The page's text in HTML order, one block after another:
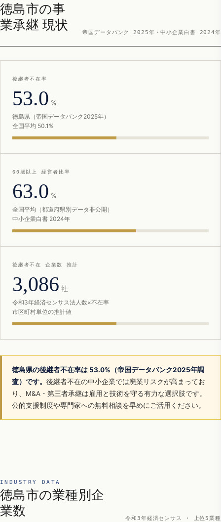
徳島市の事
業承継 現状
帝国データバンク 2025年・中小企業白書 2024年
後継者不在率
53.0 %
徳島県（帝国データバンク2025年）
全国平均 50.1%
60歳以上 経営者比率
63.0 %
全国平均（都道府県別データ非公開）
中小企業白書 2024年
後継者不在 企業数 推計
3,086 社
令和3年経済センサス法人数×不在率
市区町村単位の推計値
徳島県の後継者不在率は 53.0%（帝国データバンク2025年調
査）です。 後継者不在の中小企業では廃業リスクが高まってお
り、M&A・第三者承継は雇用と技術を守る有力な選択肢です。
公的支援制度や専門家への無料相談を早めにご活用ください。
INDUSTRY DATA
徳島市の業種別企
業数
令和3年経済センサス · 上位5業種